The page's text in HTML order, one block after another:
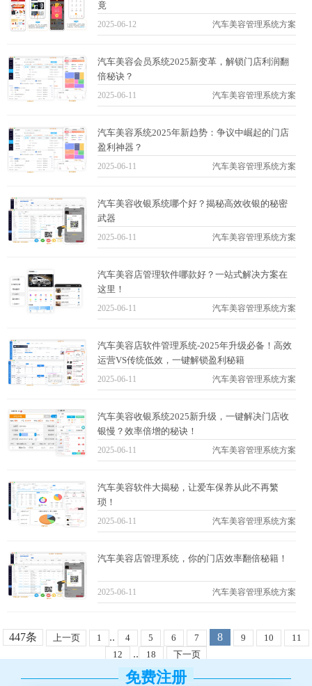
竟
2025-06-12
汽车美容管理系统方案
汽车美容会员系统2025新变革，解锁门店利润翻
倍秘诀？
2025-06-11
汽车美容管理系统方案
汽车美容系统2025年新趋势：争议中崛起的门店
盈利神器？
2025-06-11
汽车美容管理系统方案
汽车美容收银系统哪个好？揭秘高效收银的秘密
武器
2025-06-11
汽车美容管理系统方案
汽车美容店管理软件哪款好？一站式解决方案在
这里！
2025-06-11
汽车美容管理系统方案
汽车美容店软件管理系统-2025年升级必备！高效
运营VS传统低效，一键解锁盈利秘籍
2025-06-11
汽车美容管理系统方案
汽车美容收银系统2025新升级，一键解决门店收
银慢？效率倍增的秘诀！
2025-06-11
汽车美容管理系统方案
汽车美容软件大揭秘，让爱车保养从此不再繁
琐！
2025-06-11
汽车美容管理系统方案
汽车美容店管理系统，你的门店效率翻倍秘籍！
2025-06-11 汽车美容管理系统方案
447条 上一页 1 .. 4 5 6 7 8 9 10
11
12
.. 18 下一页
免费注册